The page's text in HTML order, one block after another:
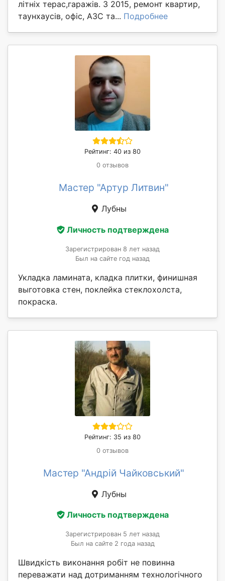
літніх терас,гаражів. З 2015, ремонт квартир,
таунхаусів, офіс, АЗС та... Подробнее
Рейтинг: 40 из 80
0 отзывов
Мастер "Артур Литвин"
Лубны
Личность подтверждена
Зарегистрирован 8 лет назад
Был на сайте год назад
Укладка ламината, кладка плитки, финишная
выготовка стен, поклейка стеклохолста,
покраска.
Рейтинг: 35 из 80
0 отзывов
Мастер "Андрій Чайковський"
Лубны
Личность подтверждена
Зарегистрирован 5 лет назад
Был на сайте 2 года назад
Швидкість виконання робіт не повинна
переважати над дотриманням технологічного